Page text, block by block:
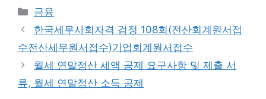
Categories
금융
한국세무사회자격 검정 108회(전산회계원서접
수전산세무원서접수)기업회계원서접수
월세 연말정산 세액 공제 요구사항 및 제출 서
류, 월세 연말정산 소득 공제